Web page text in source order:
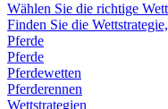
Wählen Sie die richtige
Finden Sie die
Pferde
Pferde
Pferdewetten
Pferderennen
Wettstrategien